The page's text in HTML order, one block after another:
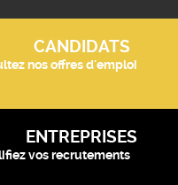
CANDIDATS
nos offres d'emploi
ENTREPRISES
vos recrutements